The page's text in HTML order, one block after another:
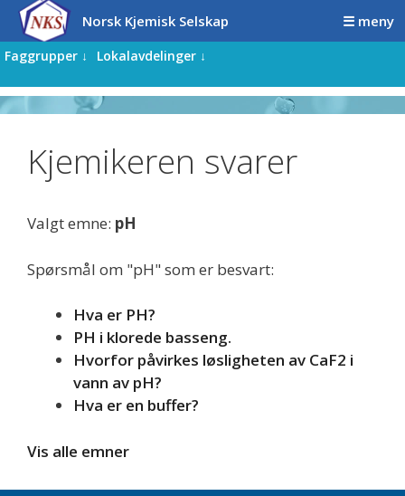
Hopp
innhold
Hopp
innhold
Norsk Kjemisk Selskap ☰ meny
Faggrupper ↓ Lokalavdelinger ↓
Kjemikeren svarer
Valgt emne: pH
Spørsmål om "pH" som er besvart:
Hva er PH?
PH i klorede basseng.
Hvorfor påvirkes løsligheten av CaF2 i
vann av pH?
Hva er en buffer?
Vis alle emner